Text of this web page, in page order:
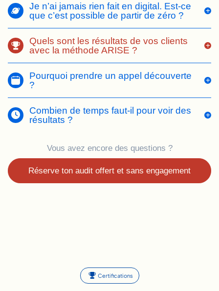
Je n’ai jamais rien fait en digital. Est-ce
que c’est possible de partir de zéro ?
Quels sont les résultats de vos clients
avec la méthode ARISE ?
Pourquoi prendre un appel découverte
?
Combien de temps faut-il pour voir des
résultats ?
Vous avez encore des questions ?
Réserve ton audit offert et sans engagement
Certifications